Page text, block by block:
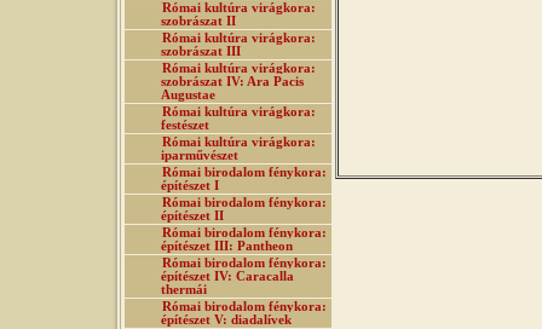
Római kultúra virágkora:
szobrászat II
Római kultúra virágkora:
szobrászat III
Római kultúra virágkora:
szobrászat IV: Ara Pacis
Augustae
Római kultúra virágkora:
festészet
Római kultúra virágkora:
iparművészet
Római birodalom fénykora:
építészet I
Római birodalom fénykora:
építészet II
Római birodalom fénykora:
építészet III: Pantheon
Római birodalom fénykora:
építészet IV: Caracalla
thermái
Római birodalom fénykora:
építészet V: diadalívek